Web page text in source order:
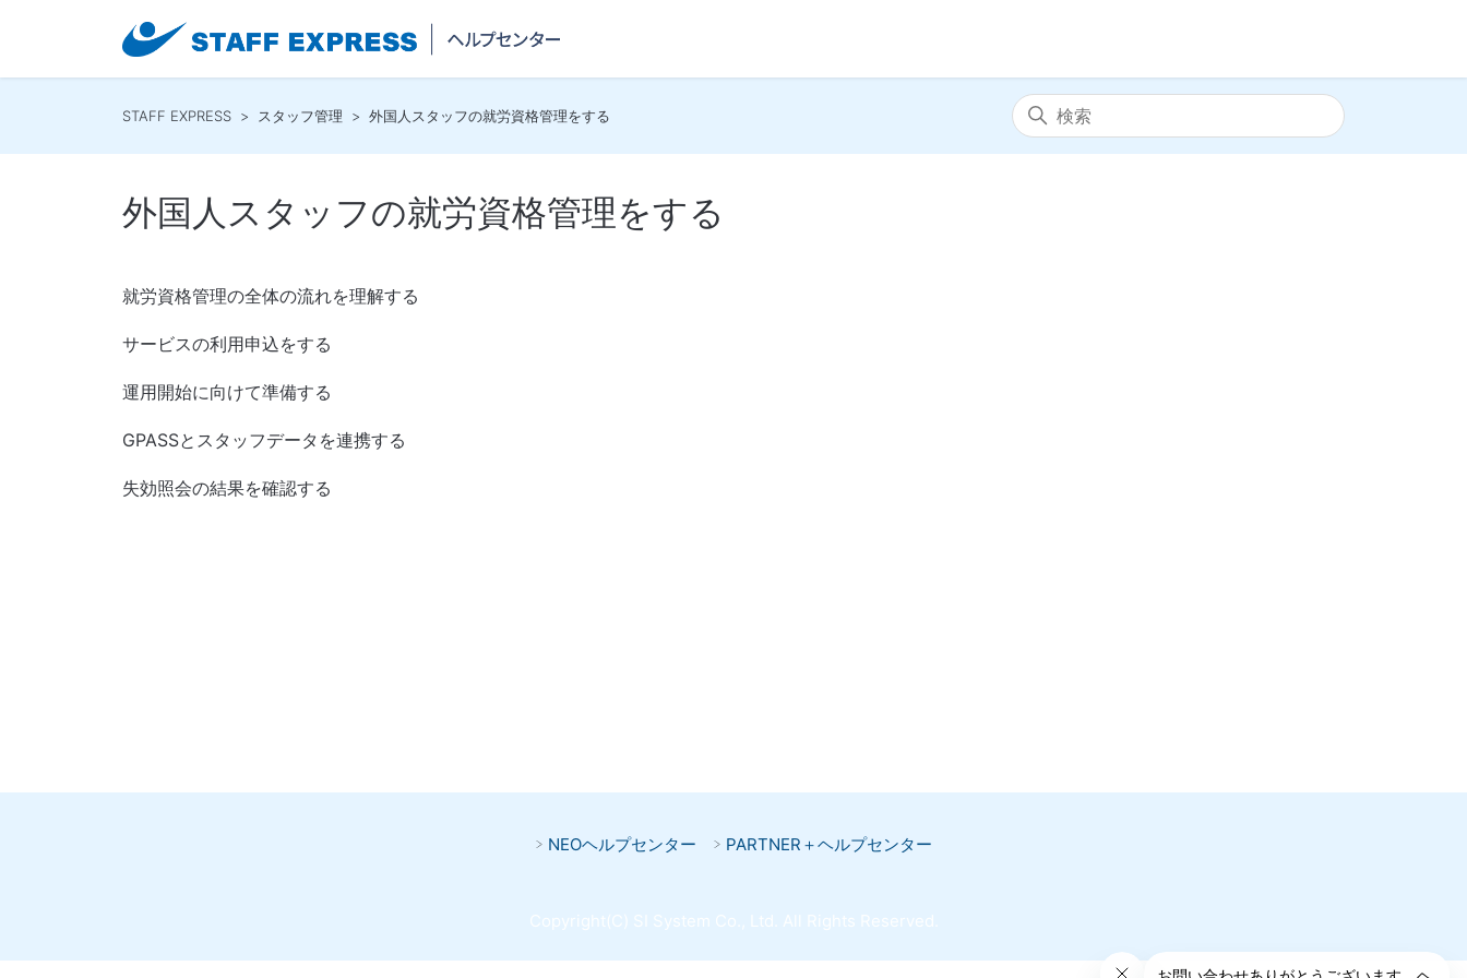
STAFF EXPRESS スタッフ管理 外国人スタッフの就労資格管理をする
外国人スタッフの就労資格管理をする
就労資格管理の全体の流れを理解する
サービスの利用申込をする
運用開始に向けて準備する
GPASSとスタッフデータを連携する
失効照会の結果を確認する
NEOヘルプセンター PARTNER＋ヘルプセンター
Copyright(C) SI System Co., Ltd. All Rights Reserved.